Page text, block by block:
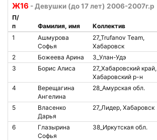
Ж16 - Девушки (до 17 лет) 2006-2007г.р
П/
п
Фамилия, имя Коллектив
1
Ашмурова
Софья
27_Trufanov Team,
Хабаровск
2 Божеева Арина 3_Улан-Удэ
3
Борис Алиса
27_Хабаровский край,
Хабаровский р-н
4
Верещагина
Ангелина
28_Амурская обл.
5
Власенко
Дарья
27_Лидер, Хабаровск
6
Глазырина
Софья
38_Иркутская обл.